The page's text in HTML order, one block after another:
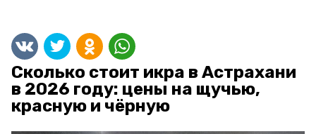
Сколько стоит икра в Астрахани
в 2026 году: цены на щучью,
красную и чёрную